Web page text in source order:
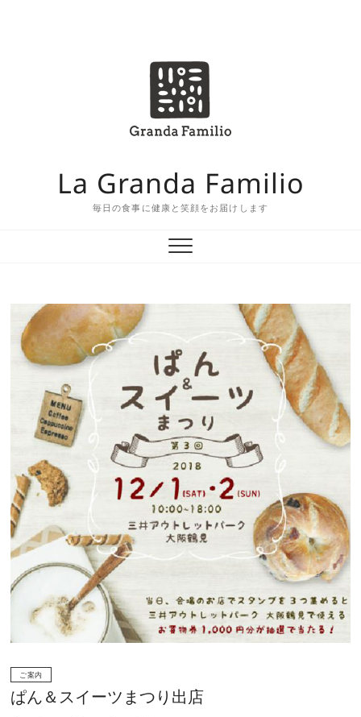
食
材
問
合
せ
ク
セ
ス
La Granda Familio
毎日の食事に健康と笑顔をお届けします
ご案内
ぱん＆スイーツまつり出店